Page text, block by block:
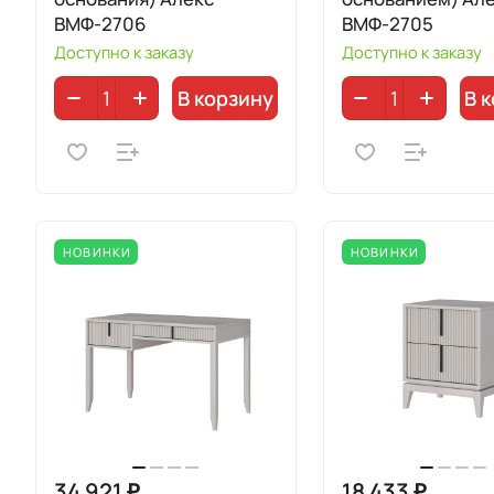
ВМФ-2706
Доступно к заказу
В корзину
ВМФ-2705
Доступно к заказу
В
НОВИНКИ НОВИНКИ